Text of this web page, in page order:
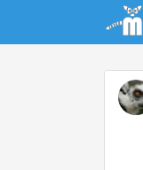
Update cookies preferences